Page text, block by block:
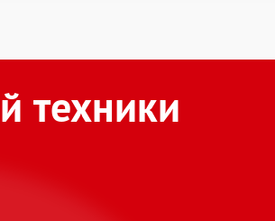
техники